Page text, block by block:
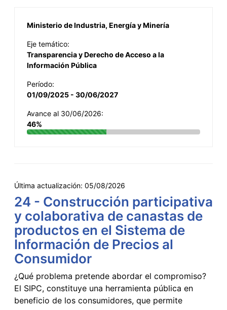
Ministerio de Industria, Energía y Minería
Eje temático:
Transparencia y Derecho de Acceso a la
Información Pública
Período:
01/09/2025 - 30/06/2027
Avance al 30/06/2026:
46%
Última actualización: 05/08/2026
24 - Construcción participativa
y colaborativa de canastas de
productos en el Sistema de
Información de Precios al
Consumidor
¿Qué problema pretende abordar el compromiso?
El SIPC, constituye una herramienta pública en
beneficio de los consumidores, que permite